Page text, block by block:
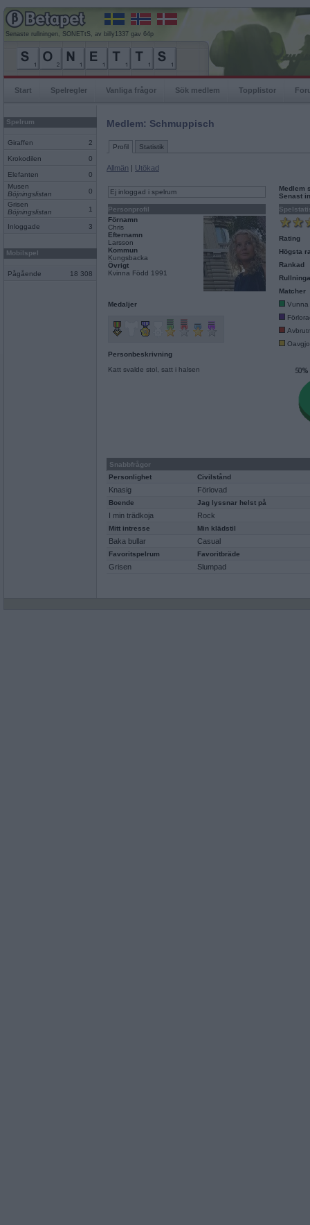
Senaste rullningen, SONETtS, av billy1337 gav 64p
Start Spelregler Vanliga frågor Sök medlem Topplistor
Spelrum
Giraffen 2
Krokodilen 0
Elefanten
0
Musen
Böjningslistan
0
Grisen
Böjningslistan
1
Inloggade 3
Mobilspel
Pågående 18 308
Medlem: Schmuppisch
Profil Statistik
Allmän | Utökad
Ej inloggad i spelrum
Personprofil
Förnamn
Chris
Efternamn
Larsson
Kommun
Kungsbacka
Övrigt
Kvinna Född 1991
Medaljer
Personbeskrivning
Katt svalde stol, satt i halsen
Medlem
Senast
Rating
Högsta
Rankad
Matcher
Vunna
Snabbfrågor
Personlighet
Civilstånd
Knasig Förlovad
Boende Jag lyssnar helst på
I min trädkoja Rock
Mitt intresse Min klädstil
Baka bullar Casual
Favoritspelrum Favoritbräde
Grisen Slumpad